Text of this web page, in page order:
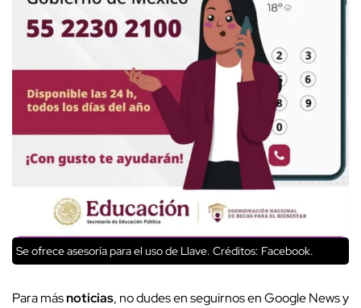
Se ofrece asesoría para el uso de Llave. Créditos: Facebook.
Para másnoticias, no dudes en seguirnos en Google News y